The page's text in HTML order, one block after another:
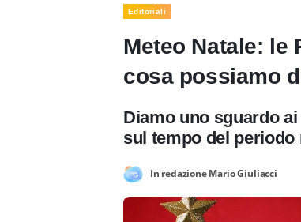
Editoriali
Meteo Natale: le
cosa possiamo
Diamo uno sguardo
sul tempo del periodo
In redazione Mario Giuliacci